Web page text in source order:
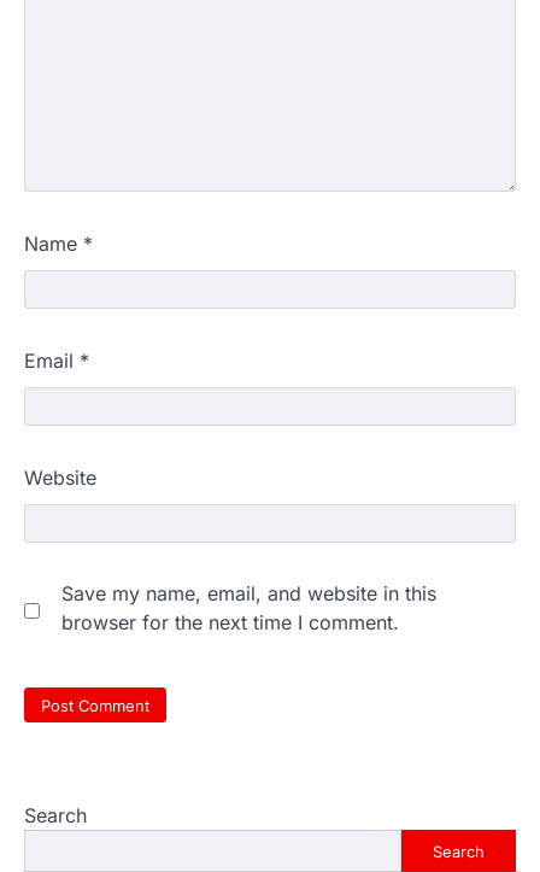
Name *
Email *
Website
Save my name, email, and website in this
browser for the next time I comment.
Search
Search